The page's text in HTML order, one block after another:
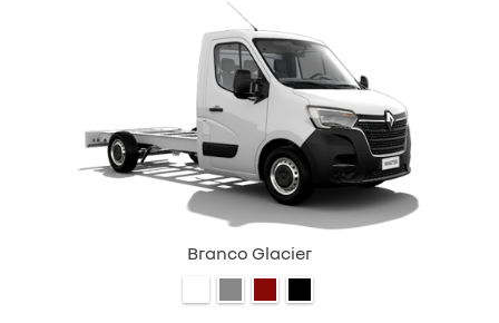
Branco Glacier